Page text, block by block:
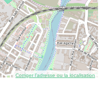
Corriger l’adresse ou la localisation